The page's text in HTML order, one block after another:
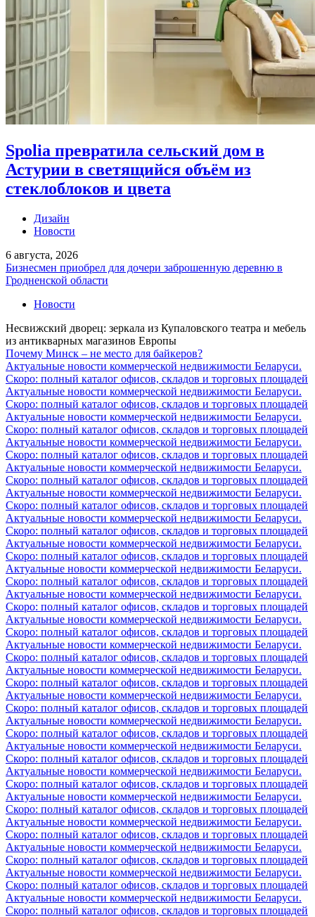
Spolia превратила сельский дом в
Астурии в светящийся объём из
стеклоблоков и цвета
Дизайн
Новости
6 августа, 2026
Бизнесмен приобрел для дочери заброшенную деревню в
Гродненской области
Новости
Несвижский дворец: зеркала из Купаловского театра и мебель
из антикварных магазинов Европы
Почему Минск – не место для байкеров?
Актуальные новости коммерческой недвижимости Беларуси.
Скоро: полный каталог офисов, складов и торговых площадей
Актуальные новости коммерческой недвижимости Беларуси.
Скоро: полный каталог офисов, складов и торговых площадей
Актуальные новости коммерческой недвижимости Беларуси.
Скоро: полный каталог офисов, складов и торговых площадей
Актуальные новости коммерческой недвижимости Беларуси.
Скоро: полный каталог офисов, складов и торговых площадей
Актуальные новости коммерческой недвижимости Беларуси.
Скоро: полный каталог офисов, складов и торговых площадей
Актуальные новости коммерческой недвижимости Беларуси.
Скоро: полный каталог офисов, складов и торговых площадей
Актуальные новости коммерческой недвижимости Беларуси.
Скоро: полный каталог офисов, складов и торговых площадей
Актуальные новости коммерческой недвижимости Беларуси.
Скоро: полный каталог офисов, складов и торговых площадей
Актуальные новости коммерческой недвижимости Беларуси.
Скоро: полный каталог офисов, складов и торговых площадей
Актуальные новости коммерческой недвижимости Беларуси.
Скоро: полный каталог офисов, складов и торговых площадей
Актуальные новости коммерческой недвижимости Беларуси.
Скоро: полный каталог офисов, складов и торговых площадей
Актуальные новости коммерческой недвижимости Беларуси.
Скоро: полный каталог офисов, складов и торговых площадей
Актуальные новости коммерческой недвижимости Беларуси.
Скоро: полный каталог офисов, складов и торговых площадей
Актуальные новости коммерческой недвижимости Беларуси.
Скоро: полный каталог офисов, складов и торговых площадей
Актуальные новости коммерческой недвижимости Беларуси.
Скоро: полный каталог офисов, складов и торговых площадей
Актуальные новости коммерческой недвижимости Беларуси.
Скоро: полный каталог офисов, складов и торговых площадей
Актуальные новости коммерческой недвижимости Беларуси.
Скоро: полный каталог офисов, складов и торговых площадей
Актуальные новости коммерческой недвижимости Беларуси.
Скоро: полный каталог офисов, складов и торговых площадей
Актуальные новости коммерческой недвижимости Беларуси.
Скоро: полный каталог офисов, складов и торговых площадей
Актуальные новости коммерческой недвижимости Беларуси.
Скоро: полный каталог офисов, складов и торговых площадей
Актуальные новости коммерческой недвижимости Беларуси.
Скоро: полный каталог офисов, складов и торговых площадей
Актуальные новости коммерческой недвижимости Беларуси.
Скоро: полный каталог офисов, складов и торговых площадей